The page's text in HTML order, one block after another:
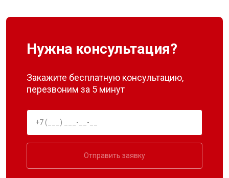
Нужна консультация?
Закажите бесплатную консультацию,
перезвоним за 5 минут
Отправить заявку